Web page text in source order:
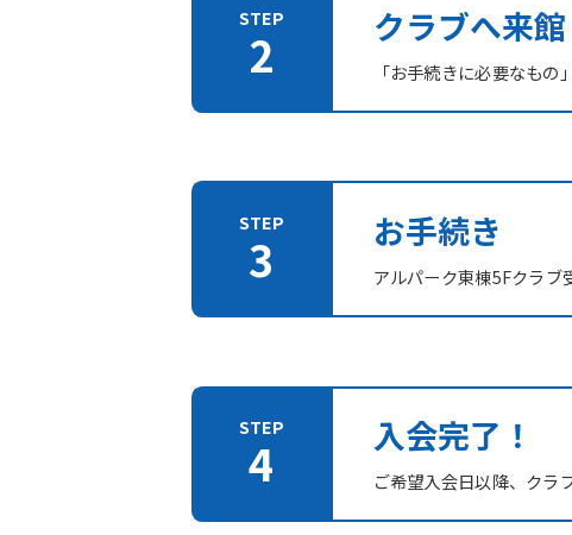
クラブへ来館
「お手続きに必要なも
お手続き
アルパーク東棟5Fクラブ
入会完了！
ご希望入会日以降、クラ